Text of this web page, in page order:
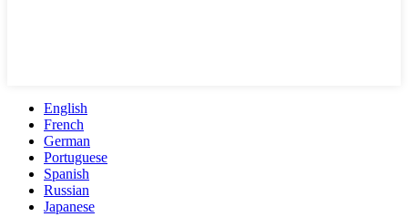
English
French
German
Portuguese
Spanish
Russian
Japanese